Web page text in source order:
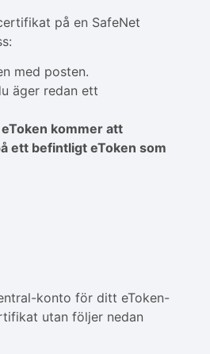
på en SafeNet
med posten.
äger redan ett
kommer att
ett befintligt eToken som
konto för ditt eToken-
utan följer nedan